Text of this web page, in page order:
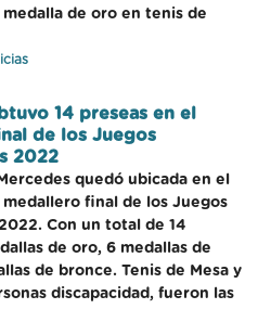
medalla de oro en tenis de
14 preseas en el
de los Juegos
2022
quedó ubicada en el
final de los Juegos
Con un total de 14
de oro, 6 medallas de
de bronce. Tenis de Mesa y
discapacidad, fueron las